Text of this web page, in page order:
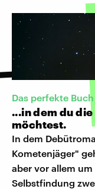
Das perfekte
...in dem du
möchtest.
In dem
Kometenjäger"
aber vor allem
Selbstfindung